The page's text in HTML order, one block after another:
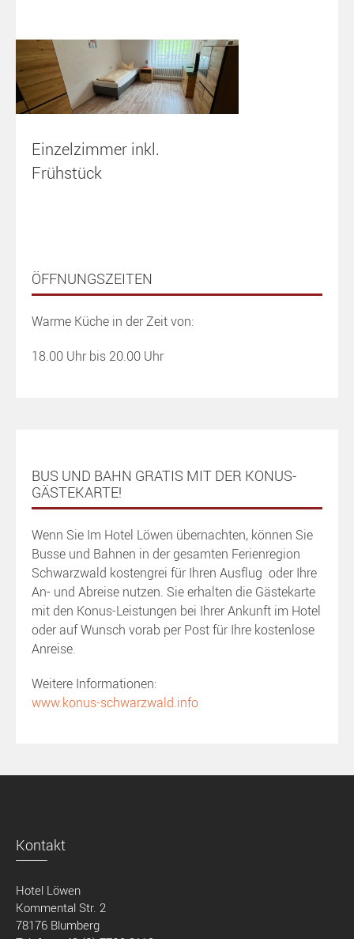
Einzelzimmer inkl.
Frühstück
ÖFFNUNGSZEITEN
Warme Küche in der Zeit von:
18.00 Uhr bis 20.00 Uhr
BUS UND BAHN GRATIS MIT DER KONUS-
GÄSTEKARTE!
Wenn Sie Im Hotel Löwen übernachten, können Sie
Busse und Bahnen in der gesamten Ferienregion
Schwarzwald kostengrei für Ihren Ausflug oder Ihre
An- und Abreise nutzen. Sie erhalten die Gästekarte
mit den Konus-Leistungen bei Ihrer Ankunft im Hotel
oder auf Wunsch vorab per Post für Ihre kostenlose
Anreise.
Weitere Informationen:
www.konus-schwarzwald.info
Kontakt
Hotel Löwen
Kommental Str. 2
78176 Blumberg